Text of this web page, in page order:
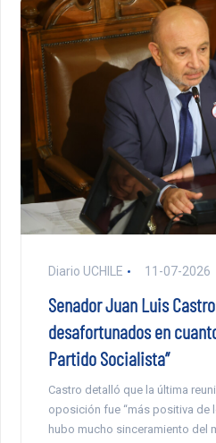
Diario UCHILE 11-07-2026
Senador Juan Luis
desafortunados en
Partido Socialista”
Castro detalló que la última
oposición fue “más positiva de
hubo mucho sinceramiento del